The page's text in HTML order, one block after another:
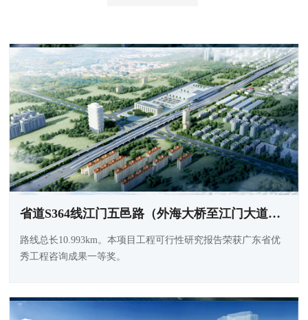
省道S364线江门五邑路（外海大桥至江门大道段）扩建工程
路线总长10.993km。本项目工程可行性研究报告荣获广东省优
秀工程咨询成果一等奖。